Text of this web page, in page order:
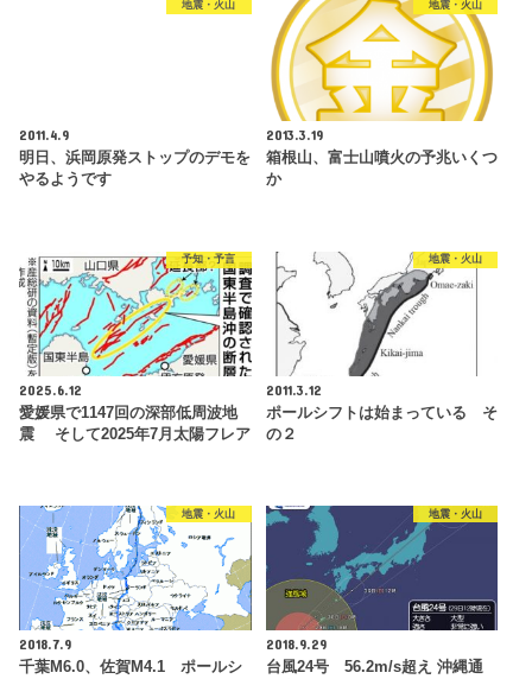
地震・火山
2011.4.9
明日、浜岡原発ストップのデモを
やるようです
地震・火山
2013.3.19
箱根山、富士山噴火の予兆いくつ
か
予知・予言
2025.6.12
愛媛県で1147回の深部低周波地
震 そして2025年7月太陽フレア
地震・火山
2011.3.12
ポールシフトは始まっている そ
の２
地震・火山
2018.7.9
千葉M6.0、佐賀M4.1 ポールシ
地震・火山
2018.9.29
台風24号 56.2m/s超え 沖縄通